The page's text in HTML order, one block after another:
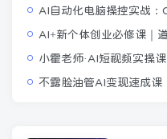
小霍老师·AI短视频实操课